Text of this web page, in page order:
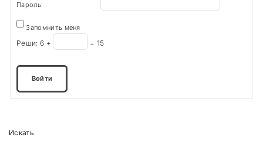
Пароль:
Запомнить меня
Реши: 6 + = 15
Войти
Искать